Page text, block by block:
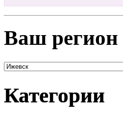
Ваш регион
Категории